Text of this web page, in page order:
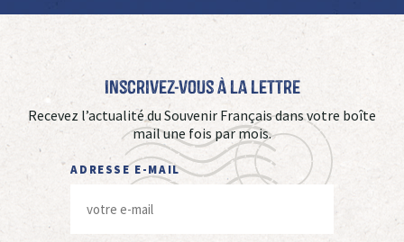
Inscrivez-vous à La Lettre
Recevez l’actualité du Souvenir Français dans votre boîte
mail une fois par mois.
ADRESSE E-MAIL